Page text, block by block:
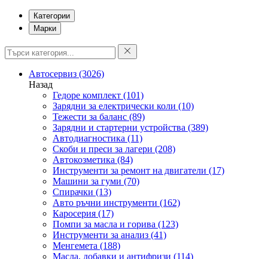
Категории
Марки
Автосервиз (3026)
Назад
Гедоре комплект (101)
Зарядни за електрически коли (10)
Тежести за баланс (89)
Зарядни и стартерни устройства (389)
Автодиагностика (11)
Скоби и преси за лагери (208)
Автокозметика (84)
Инструменти за ремонт на двигатели (17)
Машини за гуми (70)
Спирачки (13)
Авто ръчни инструменти (162)
Каросерия (17)
Помпи за масла и горива (123)
Инструменти за анализ (41)
Менгемета (188)
Масла, добавки и антифризи (114)